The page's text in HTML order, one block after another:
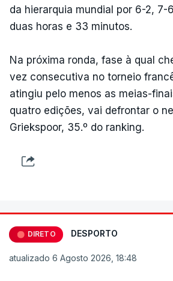
da hierarquia mundial por 6-2, 7-
duas horas e 33 minutos.
Na próxima ronda, fase à qual
vez consecutiva no torneio
atingiu pelo menos as meias-
quatro edições, vai defrontar o
Griekspoor, 35.º do ranking.
DIRETO DESPORTO
atualizado 6 Agosto 2026, 18:48